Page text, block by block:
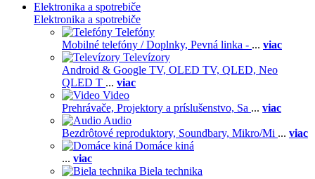
Elektronika a spotrebiče
Elektronika a spotrebiče
Telefóny
Mobilné telefóny / Doplnky, Pevná linka - ... viac
Televízory
Android & Google TV, OLED TV, QLED, Neo
QLED T ... viac
Video
Prehrávače, Projektory a príslušenstvo, Sa ... viac
Audio
Bezdrôtové reproduktory, Soundbary, Mikro/Mi ... viac
Domáce kiná
... viac
Biela technika